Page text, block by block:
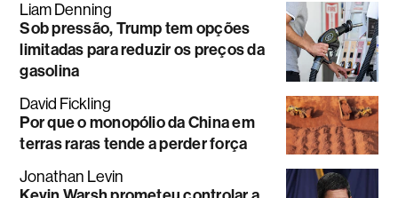
Liam Denning
Sob pressão, Trump tem opções
limitadas para reduzir os preços da
gasolina
David Fickling
Por que o monopólio da China em
terras raras tende a perder força
Jonathan Levin